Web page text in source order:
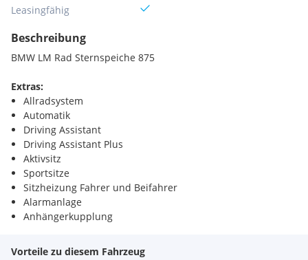
Leasingfähig
Beschreibung
BMW LM Rad Sternspeiche 875
Extras:
Allradsystem
Automatik
Driving Assistant
Driving Assistant Plus
Aktivsitz
Sportsitze
Sitzheizung Fahrer und Beifahrer
Alarmanlage
Anhängerkupplung
DAB Tuner
Vorteile zu diesem Fahrzeug